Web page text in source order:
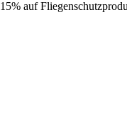
15% auf